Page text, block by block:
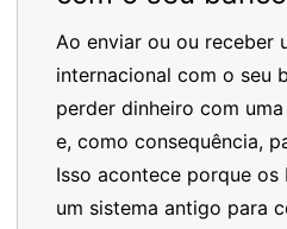
Ao enviar ou ou receber
internacional com o seu
perder dinheiro com
e, como consequência,
Isso acontece porque os
um sistema antigo para